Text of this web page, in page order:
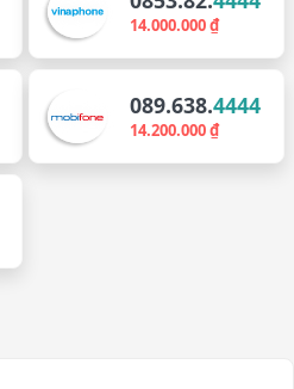
14.000.000 ₫
089.638.4444
14.200.000 ₫